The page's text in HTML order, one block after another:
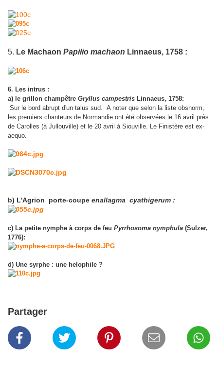
5. Le Machaon Papilio machaon Linnaeus, 1758 :
6. Les intrus :
a) le grillon champêtre Gryllus campestris Linnaeus, 1758:
Sur le bord abrupt d'un talus sud. A noter que selon la liste obsnorm,
les premiers chanteurs de Normandie ont été observées le 16 avril près
de Carolles (à Jullouville) et le 20 avril à Siouville. Le Finistère est ex-
aequo.
b) L'Agrion porte-coupe enallagma cyathigerum :
c) La petite nymphe à corps de feu Pyrrhosoma nymphula (Sulzer,
1776):
d) Une syrphe : une helophile ?
Partager